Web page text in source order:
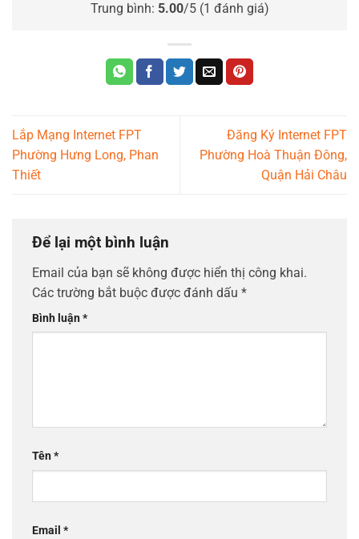
Trung bình: 5.00/5 (1 đánh giá)
Lắp Mạng Internet FPT
Phường Hưng Long, Phan
Thiết
Đăng Ký Internet FPT
Phường Hoà Thuận Đông,
Quận Hải Châu
Để lại một bình luận
Email của bạn sẽ không được hiển thị công khai.
Các trường bắt buộc được đánh dấu *
Bình luận*
Tên*
Email *